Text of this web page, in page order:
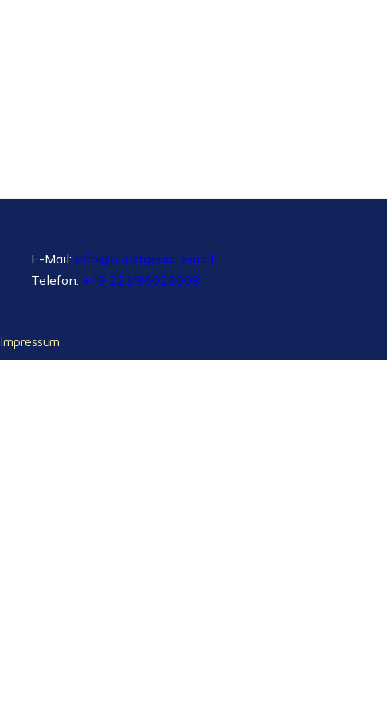
E-Mail: info@punktgenau.email
Telefon: +49 221/96026908
Impressum